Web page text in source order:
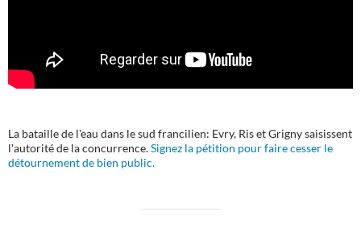
La bataille de l'eau dans le sud francilien: Evry, Ris et Grigny saisissent
l'autorité de la concurrence.Signez la pétition pour faire cesser le
détournement de bien public.